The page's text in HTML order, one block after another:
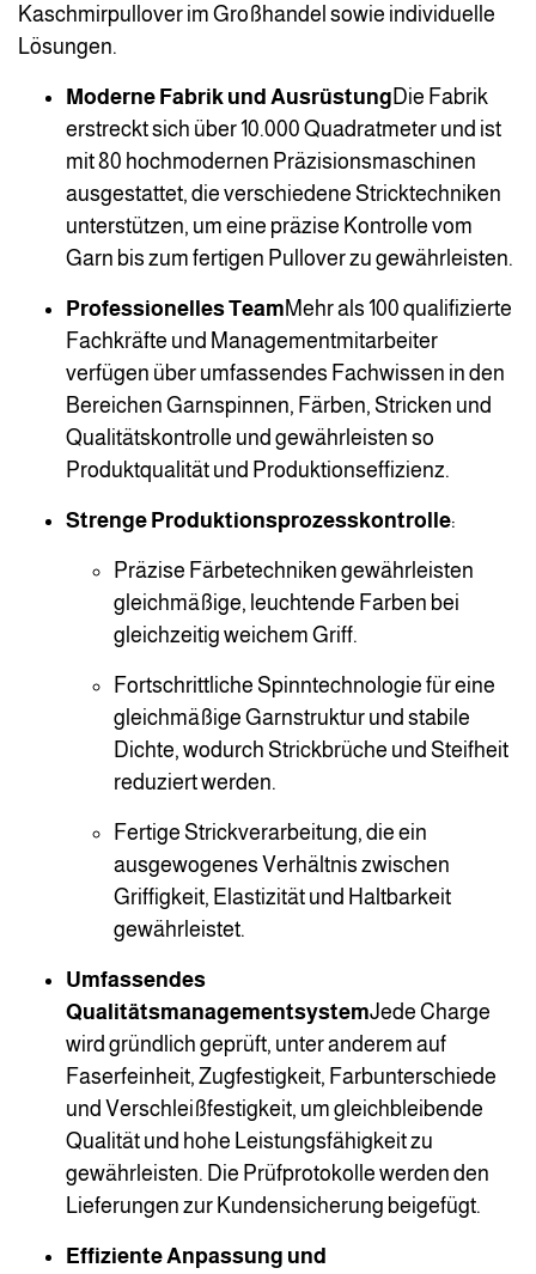
Kaschmirpullover im Großhandel sowie individuelle
Lösungen.
Moderne Fabrik und Ausrüstung Die Fabrik
erstreckt sich über 10.000 Quadratmeter und ist
mit 80 hochmodernen Präzisionsmaschinen
ausgestattet, die verschiedene Stricktechniken
unterstützen, um eine präzise Kontrolle vom
Garn bis zum fertigen Pullover zu gewährleisten.
Professionelles TeamMehr als 100 qualifizierte
Fachkräfte und Managementmitarbeiter
verfügen über umfassendes Fachwissen in den
Bereichen Garnspinnen, Färben, Stricken und
Qualitätskontrolle und gewährleisten so
Produktqualität und Produktionseffizienz.
Strenge Produktionsprozesskontrolle:
Präzise Färbetechniken gewährleisten
gleichmäßige, leuchtende Farben bei
gleichzeitig weichem Griff.
Fortschrittliche Spinntechnologie für eine
gleichmäßige Garnstruktur und stabile
Dichte, wodurch Strickbrüche und Steifheit
reduziert werden.
Fertige Strickverarbeitung, die ein
ausgewogenes Verhältnis zwischen
Griffigkeit, Elastizität und Haltbarkeit
gewährleistet.
Umfassendes
QualitätsmanagementsystemJede Charge
wird gründlich geprüft, unter anderem auf
Faserfeinheit, Zugfestigkeit, Farbunterschiede
und Verschleißfestigkeit, um gleichbleibende
Qualität und hohe Leistungsfähigkeit zu
gewährleisten. Die Prüfprotokolle werden den
Lieferungen zur Kundensicherung beigefügt.
Effiziente Anpassung und